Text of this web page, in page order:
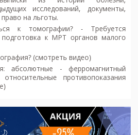
исследований, документы,
на льготы.
к томографии? - Требуется
подготовка к МРТ органов малого
(смотреть видео)
абсолютные - ферромагнитный
противопоказания